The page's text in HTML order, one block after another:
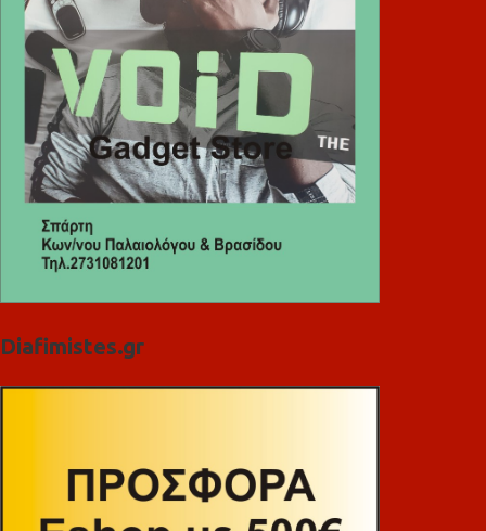
Diafimistes.gr